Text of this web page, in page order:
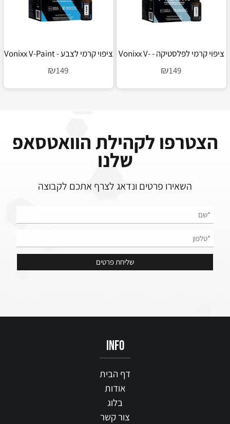
ציפוי קרמי לפלסטיקה - Vonixx V-
₪149
ציפוי קרמי לצבע - Vonixx V-Paint
₪149
הצטרפו לקהילת הוואטסאפ
שלנו
השאירו פרטים ונדאג לצרף אתכם לקבוצה
info
דף הבית
אודות
בלוג
צור קשר